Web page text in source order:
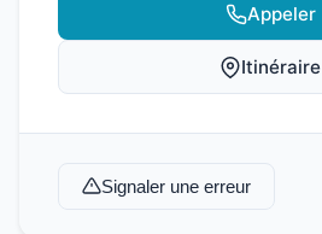
Appeler
Itinéraire
Signaler une erreur